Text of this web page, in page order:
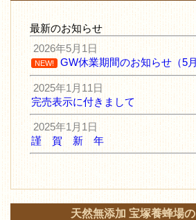
最新のお知らせ
2026年5月1日
NEW! GW休業期間のお知らせ（5
2025年1月11日
完売表示に付きまして
2025年1月1日
謹 賀 新 年
天然無添加 宝塚養蜂場